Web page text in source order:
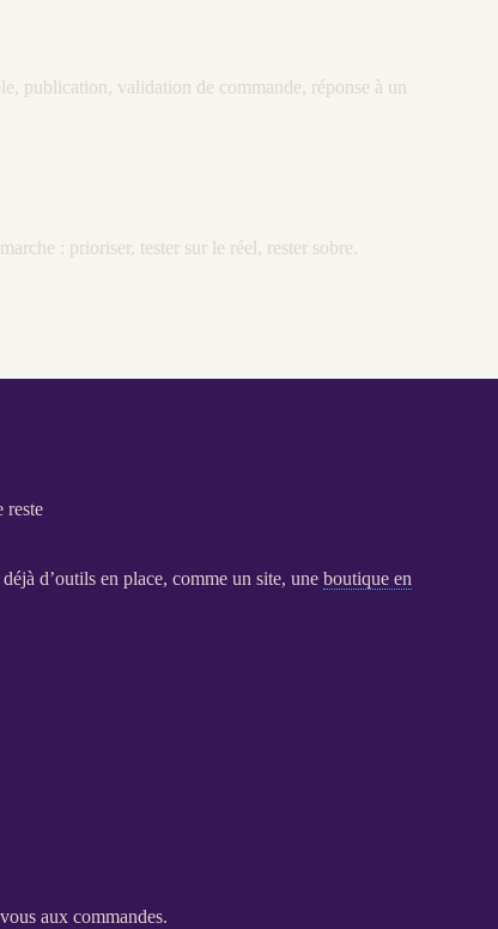
publication, validation de commande, réponse à un
: prioriser, tester sur le réel, rester sobre.
reste
d’outils en place, comme un site, uneboutique en
aux commandes.